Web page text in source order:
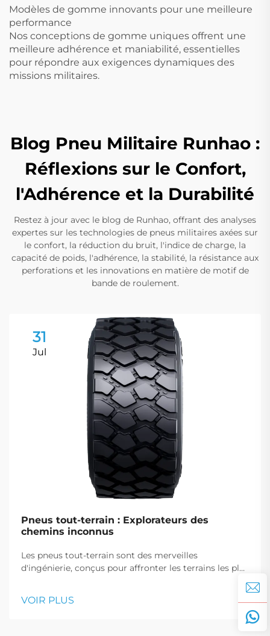
Modèles de gomme innovants pour une meilleure
performance
Nos conceptions de gomme uniques offrent une
meilleure adhérence et maniabilité, essentielles
pour répondre aux exigences dynamiques des
missions militaires.
Blog Pneu Militaire Runhao :
Réflexions sur le Confort,
l'Adhérence et la Durabilité
Restez à jour avec le blog de Runhao, offrant des analyses
expertes sur les technologies de pneus militaires axées sur
le confort, la réduction du bruit, l'indice de charge, la
capacité de poids, l'adhérence, la stabilité, la résistance aux
perforations et les innovations en matière de motif de
bande de roulement.
31
Jul
Pneus tout-terrain : Explorateurs des
chemins inconnus
Les pneus tout-terrain sont des merveilles
d'ingénierie, conçus pour affronter les terrains les plus
difficiles avec aisance, garantissant aux aventuriers de
inexplorés.
VOIR PLUS